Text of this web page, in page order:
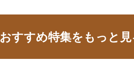
おすすめ特集をもっと